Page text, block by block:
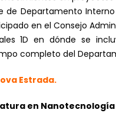
Departamento
en el Consejo
1D en dónde se
completo del
Estrada.
en Nanotecnología